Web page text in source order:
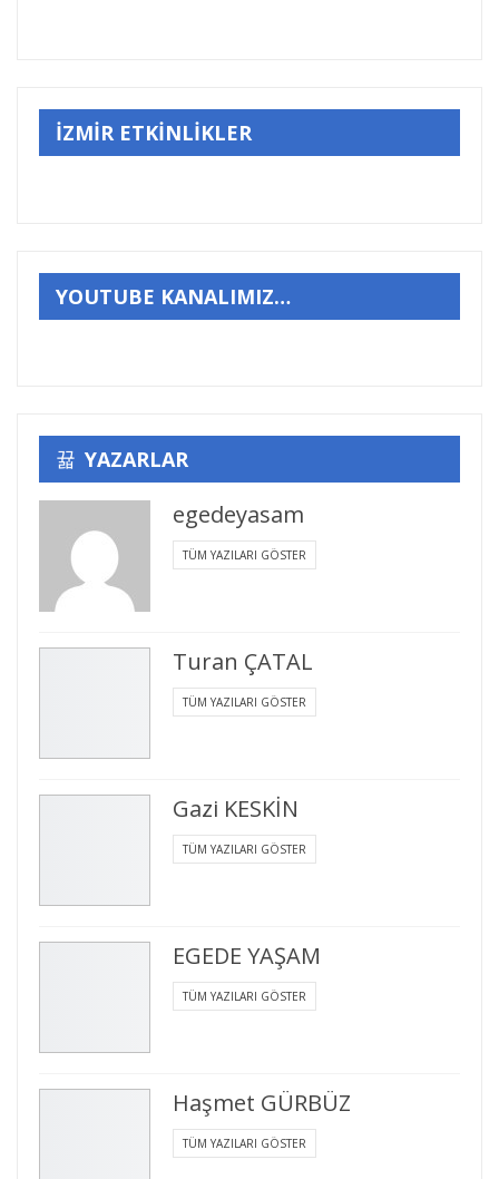
İZMİR ETKİNLİKLER
YOUTUBE KANALIMIZ…
YAZARLAR
egedeyasam
TÜM YAZILARI GÖSTER
Turan ÇATAL
TÜM YAZILARI GÖSTER
Gazi KESKİN
TÜM YAZILARI GÖSTER
EGEDE YAŞAM
TÜM YAZILARI GÖSTER
Haşmet GÜRBÜZ
TÜM YAZILARI GÖSTER